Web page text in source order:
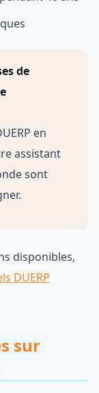
de
en
assistant
sont
disponibles,
DUERP
sur